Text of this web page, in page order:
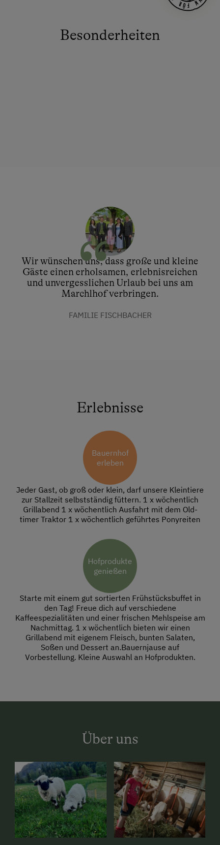
Besonderheiten
Wir wünschen uns, dass große und kleine
Gäste einen erholsamen, erlebnisreichen
und unvergesslichen Urlaub bei uns am
Marchlhof verbringen.
FAMILIE FISCHBACHER
Erlebnisse
Bauernhof
erleben
Jeder Gast, ob groß oder klein, darf unsere Kleintiere
zur Stallzeit selbstständig füttern. 1 x wöchentlich
Grillabend 1 x wöchentlich Ausfahrt mit dem Old-
timer Traktor 1 x wöchentlich geführtes Ponyreiten
Hofprodukte
genießen
Starte mit einem gut sortierten Frühstücksbuffet in
den Tag! Freue dich auf verschiedene
Kaffeespezialitäten und einer frischen Mehlspeise am
Nachmittag. 1 x wöchentlich bieten wir einen
Grillabend mit eigenem Fleisch, bunten Salaten,
Soßen und Dessert an.Bauernjause auf
Vorbestellung. Kleine Auswahl an Hofprodukten.
Über uns